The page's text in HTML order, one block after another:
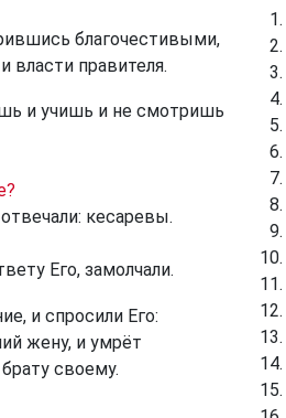
благочестивыми,
власти правителя.
и учишь и не смотришь
кесаревы.
Его, замолчали.
и спросили Его:
жену, и умрёт
своему.